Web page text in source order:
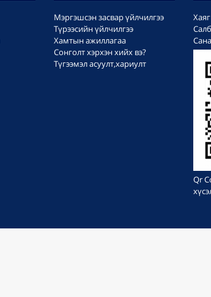
Мэргэшсэн засвар үйлчилгээ
Түрээсийн үйлчилгээ
Хамтын ажиллагаа
Сонголт хэрхэн хийх вэ?
Түгээмэл асуулт,хариулт
Qr